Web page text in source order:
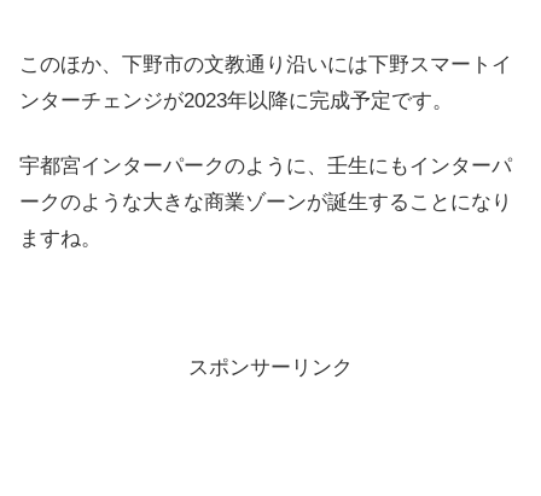
このほか、下野市の文教通り沿いには下野スマートイ
ンターチェンジが2023年以降に完成予定です。
宇都宮インターパークのように、壬生にもインターパ
ークのような大きな商業ゾーンが誕生することになり
ますね。
スポンサーリンク